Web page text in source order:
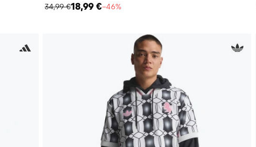
34,99 €18,99 €−46%